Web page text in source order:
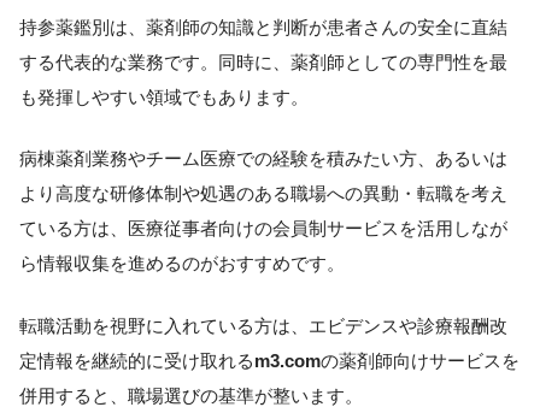
持参薬鑑別は、薬剤師の知識と判断が患者さんの安全に直結
する代表的な業務です。同時に、薬剤師としての専門性を最
も発揮しやすい領域でもあります。
病棟薬剤業務やチーム医療での経験を積みたい方、あるいは
より高度な研修体制や処遇のある職場への異動・転職を考え
ている方は、医療従事者向けの会員制サービスを活用しなが
ら情報収集を進めるのがおすすめです。
転職活動を視野に入れている方は、エビデンスや診療報酬改
定情報を継続的に受け取れるm3.comの薬剤師向けサービスを
併用すると、職場選びの基準が整います。